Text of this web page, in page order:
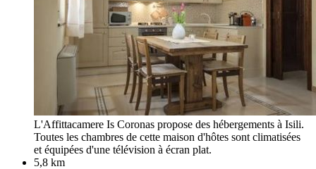
L'Affittacamere Is Coronas propose des hébergements à Isili.
Toutes les chambres de cette maison d'hôtes sont climatisées
et équipées d'une télévision à écran plat.
5,8 km